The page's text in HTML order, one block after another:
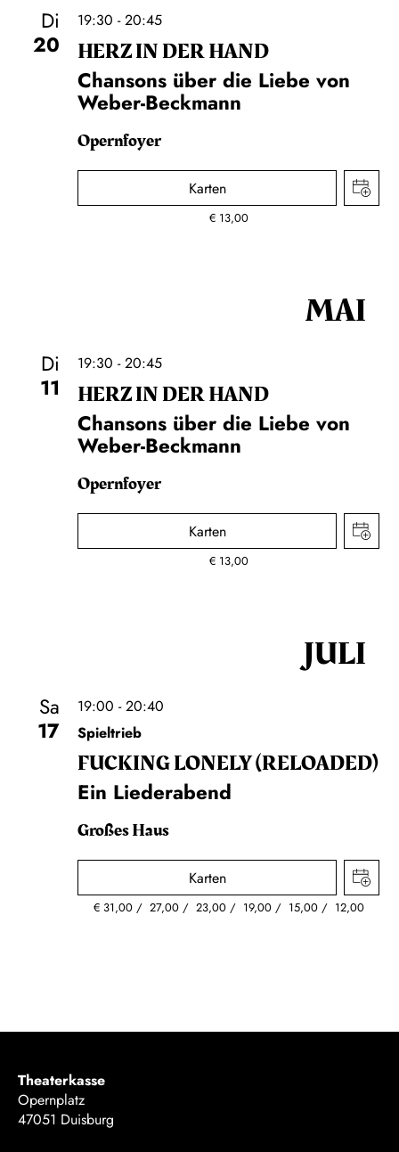
Di
20
19:30 - 20:45
HERZ IN DER HAND
Chansons über die Liebe von
Weber-Beckmann
Opernfoyer
Karten
€ 13,00
MAI
Di
11
19:30 - 20:45
HERZ IN DER HAND
Chansons über die Liebe von
Weber-Beckmann
Opernfoyer
Karten
€ 13,00
JULI
Sa
17
19:00 - 20:40
Spieltrieb
FUCKING LONELY (RELOADED)
Ein Liederabend
Großes Haus
Karten
€ 31,00 27,00 23,00 19,00 15,00 12,00
Theaterkasse
Opernplatz
47051 Duisburg